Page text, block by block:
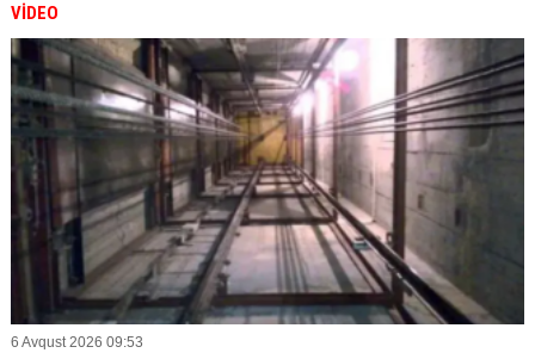
VİDEO
6 Avqust 2026 09:53